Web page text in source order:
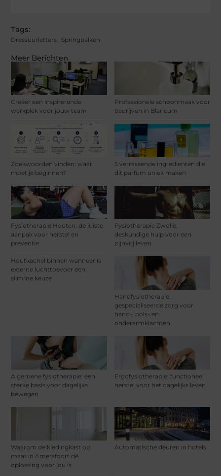
Meer Berichten
Creëer een inspirerende
werkplek voor jouw team
Professionele schoonmaak voor
bedrijven in Blaricum
Zoekwoorden vinden: waar
moet je beginnen?
5 verrassende ingrediënten die
dit parfum uniek maken
Fysiotherapie Houten: de juiste
aanpak voor herstel en
preventie
Fysiotherapie Zwolle:
deskundige hulp voor een
pijnvrij leven
Houtkachel binnen wanneer is
externe luchttoevoer een
slimme keuze
Handfysiotherapie:
gespecialiseerde zorg voor
hand-, pols- en
onderarmklachten
Algemene fysiotherapie: een
sterke basis voor dagelijks
bewegen
Ergofysiotherapie: functioneel
herstel voor het dagelijks leven
Waarom de kledingkast op
maat in Amersfoort dé
oplossing voor jou is
Automatische deuren in hotels
Tags:
Dressuurletters Springbalken